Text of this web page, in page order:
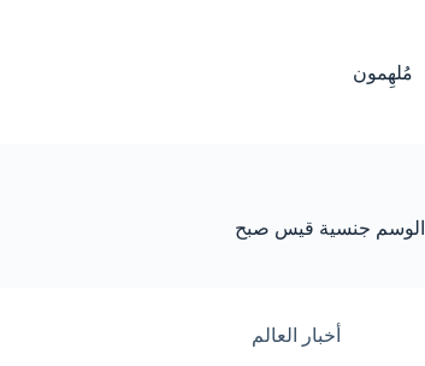
مُلهِمون
الوسم جنسية قيس صبح
أخبار العالم